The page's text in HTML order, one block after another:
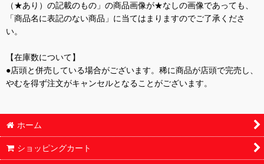
（★あり）の記載のもの」の商品画像が★なしの画像であっても、
「商品名に表記のない商品」に当てはまりますのでご了承くださ
い。
【在庫数について】
●店頭と併売している場合がございます。稀に商品が店頭で完売し、
やむを得ず注文がキャンセルとなることがございます。
ホーム
ショッピングカート